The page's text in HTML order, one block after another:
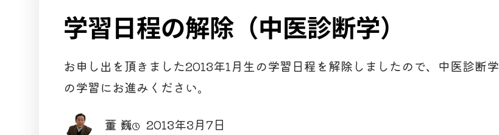
学習日程の解除（中医診断学）
お申し出を頂きました2013年1月生の学習日程を解除しましたので、中医診断学
の学習にお進みください。
董 巍 2013年3月7日